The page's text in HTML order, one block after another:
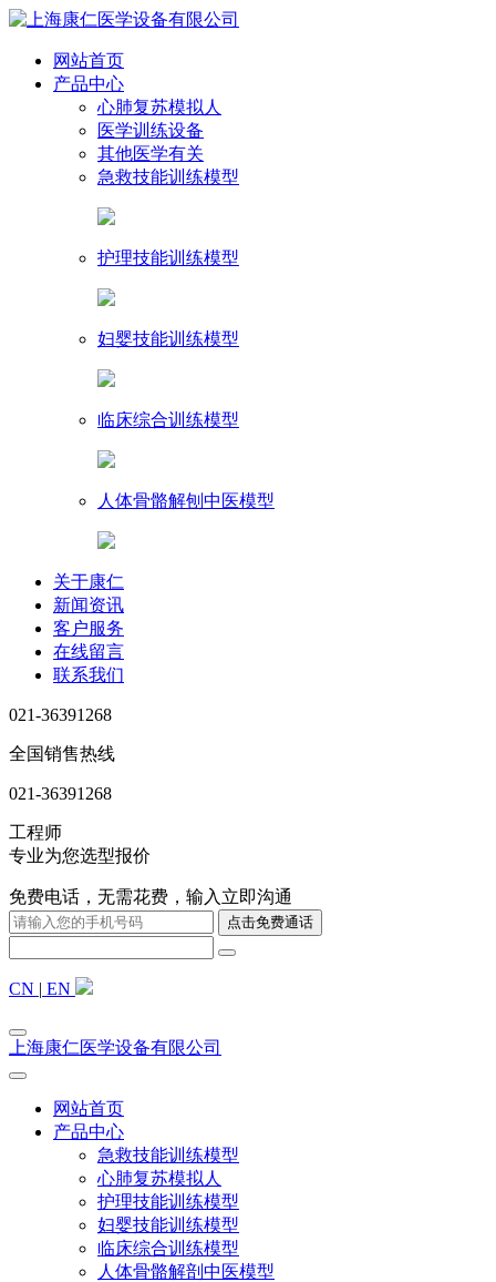
网站首页
产品中心
心肺复苏模拟人
医学训练设备
其他医学有关
急救技能训练模型
护理技能训练模型
妇婴技能训练模型
临床综合训练模型
人体骨骼解刨中医模型
关于康仁
新闻资讯
客户服务
在线留言
联系我们
021-36391268
全国销售热线
021-36391268
工程师
专业为您选型报价
免费电话，无需花费，输入立即沟通
CN | EN
上海康仁医学设备有限公司
网站首页
产品中心
急救技能训练模型
心肺复苏模拟人
护理技能训练模型
妇婴技能训练模型
临床综合训练模型
人体骨骼解剖中医模型